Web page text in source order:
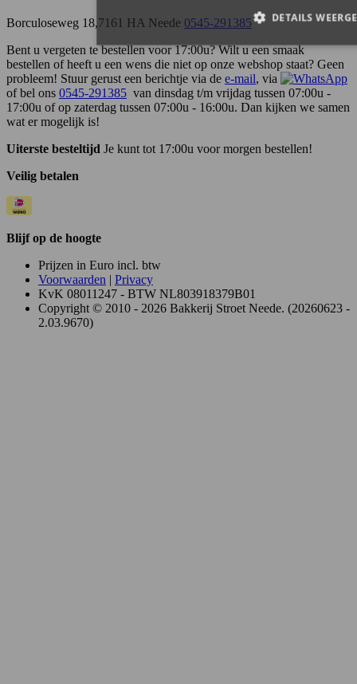
Borculoseweg 18,7161 HA Neede 0545-291385
Bent u vergeten te bestellen voor 17:00u? Wilt u een smaak
bestellen of heeft u een wens die niet op onze webshop staat? Geen
probleem! Stuur gerust een berichtje via de e-mail, via
of bel ons 0545-291385 van dinsdag t/m vrijdag tussen 07:00u -
17:00u of op zaterdag tussen 07:00u - 16:00u. Dan kijken we samen
wat er mogelijk is!
Uiterste besteltijd Je kunt tot 17:00u voor morgen bestellen!
Veilig betalen
Blijf op de hoogte
Prijzen in Euro incl. btw
Voorwaarden | Privacy
KvK 08011247 - BTW NL803918379B01
Copyright © 2010 - 2026 Bakkerij Stroet Neede. (20260623 -
2.03.9670)